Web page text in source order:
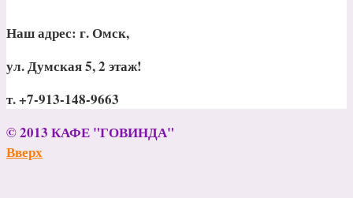
Наш адрес: г. Омск,
ул. Думская 5, 2 этаж!
т. +7-913-148-9663
© 2013 КАФЕ "ГОВИНДА"
Вверх